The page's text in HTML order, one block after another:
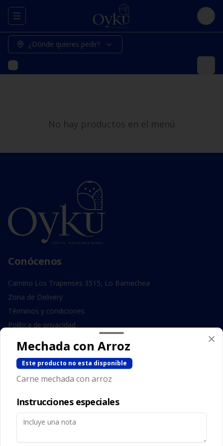
Abrir menu de navegación Login
¿Dónde quieres pedir?
No hay productos en el menú
Conócenos
Camino Los Trapenses 3515, Lo Barnechea
Zona de Delivery
Términos y condiciones
Política de privacidad
Redes sociales
Instagram
Facebook
Mi cuenta
Mechada con Arroz
Este producto no esta disponible
Carne mechada con arroz
Instrucciones especiales